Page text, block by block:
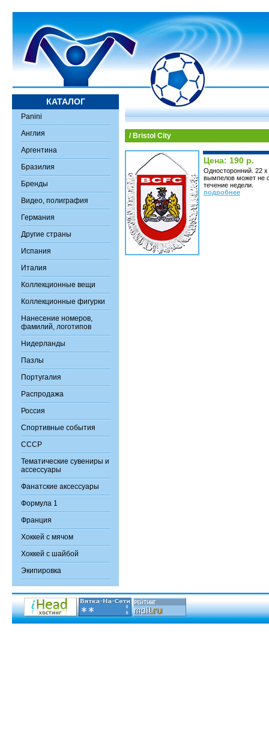
КАТАЛОГ
Panini
Англия
Аргентина
Бразилия
Бренды
Видео, полиграфия
Германия
Другие страны
Испания
Италия
Коллекционные вещи
Коллекционные фигурки
Нанесение номеров,
фамилий, логотипов
Нидерланды
Пазлы
Португалия
Распродажа
Россия
Спортивные события
СССР
Тематические сувениры и
ассессуары
Фанатские аксессуары
Формула 1
Франция
Хоккей с мячом
Хоккей с шайбой
Экипировка
/ Bristol City
Цена: 190 р.
Односторонний. 22
вымпелов может не
течение недели.
подробнее